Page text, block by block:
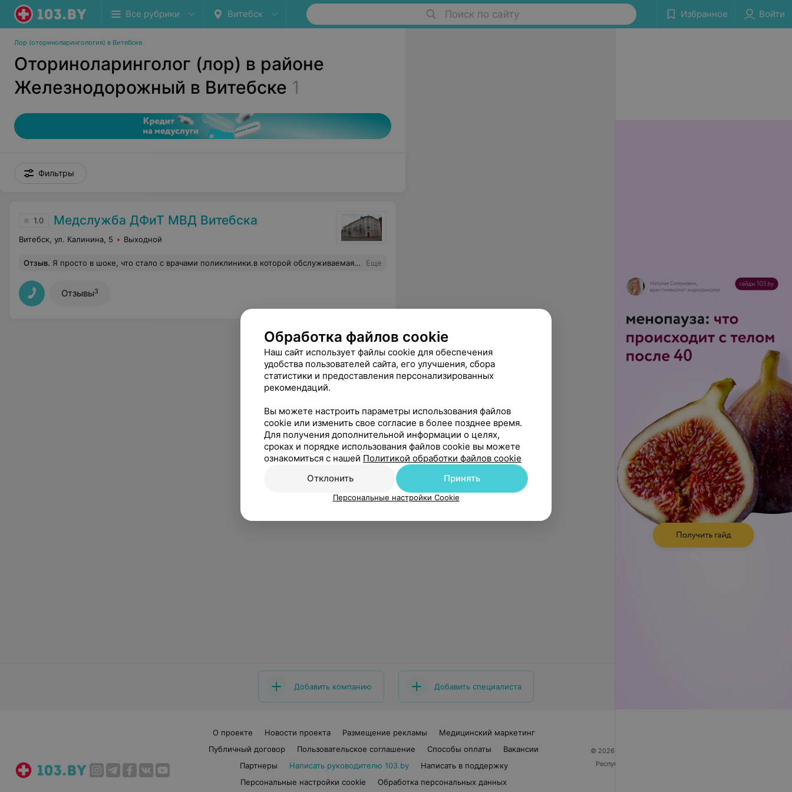
Все рубрики Витебск Поиск по сайту Избранное Войти
Лор (оториноларингология) в Витебске
Оториноларинголог (лор) в районе
Железнодорожный в Витебске 1
Фильтры
1.0 Медслужба ДФиТ МВД Витебска
Витебск, ул. Калинина, 5 Выходной
Отзыв. Я просто в шоке, что стало с врачами поликлиники.в которой обслуживаемая мы с женой 25 лет.Заранее взяли талон к терапевту моей жене на 6.08.21 на 9.24. в каб.2.12 Моя жена последнее время стала плохо себя чувствовать. Заранее приехали к врачу в 9.15. Возле кабинета была очередь 2 человека.Для того чтобы попасть к врачу жене необходимо было отпроситься на час с работы.. Пока ждали приема в кабинет к терапевту постоянно кто то заходил и выходил. Жену запустили только в 9.50. потом врач отправил на анализы где сказали что они работают до 10 и какого ч...а вы сюда пришли поздно.но пришлось их уговорить чтобы сдать анализ.потом терапевт отправила на кардиограмму.где очередь 10 человек. И выписала общий анализ крови. На 30.0821. короче потратила на прием моей жены ровно 2 минуты. Даже не спросив и не выслушав поциента.А до 30. 08 - хоть ты помирай. Больше мы в эту поликлинику не ногой. Врачи новые просто ужас. Пациенты для них это не люди а расходный материал. Вот тебе и бесплатная медицина Еще
Отзывы3
Добавить компанию Добавить специалиста
О проекте Новости проекта Размещение рекламы
Медицинский маркетинг
Публичный договор
Пользовательское соглашение Способы оплаты
Вакансии
Партнеры
Написать руководителю 103.by
Написать в поддержку
Персональные настройки cookie
Обработка персональных данных
© 2026 ООО «Артокс Лаб», УНП 191700409
Республика Беларусь, г. Минск, улица Толбухина, 2,
Обработка файлов cookie
Наш сайт использует файлы cookie для обеспечения
удобства пользователей сайта, его улучшения, сбора
статистики и предоставления персонализированных
рекомендаций.
Вы можете настроить параметры использования файлов
cookie или изменить свое согласие в более позднее время.
Для получения дополнительной информации о целях,
сроках и порядке использования файлов cookie вы можете
ознакомиться с нашей Политикой обработки файлов cookie
Отклонить
Принять
Персональные настройки Cookie